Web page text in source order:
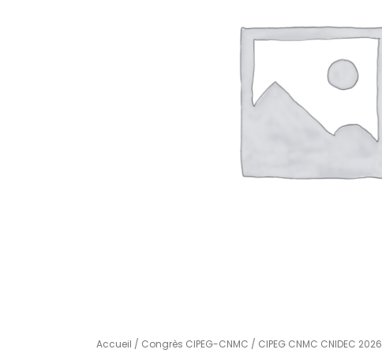
Accueil / Congrès CIPEG-CNMC / CIPEG CNMC CNIDEC 2026